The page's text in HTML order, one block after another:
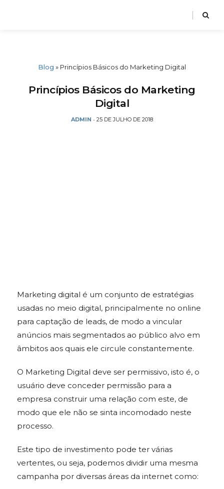
Blog » Princípios Básicos do Marketing Digital
Princípios Básicos do Marketing
Digital
ADMIN - 25 DE JULHO DE 2018
Marketing digital é um conjunto de estratégias
usadas no meio digital, principalmente no online
para captação de leads, de modo a vincular
anúncios mais segmentados ao público alvo em
âmbitos aos quais ele circule constantemente.
O Marketing Digital deve ser permissivo, isto é, o
usuário deve conceder permissão para a
empresa construir uma relação com este, de
modo que ele não se sinta incomodado neste
processo.
Este tipo de investimento pode ter várias
vertentes, ou seja, podemos dividir uma mesma
campanha por diversas áreas da internet como: